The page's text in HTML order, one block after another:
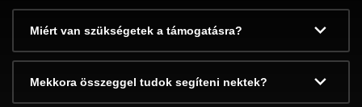
Miért van szükségetek a támogatásra?
Mekkora összeggel tudok segíteni nektek?